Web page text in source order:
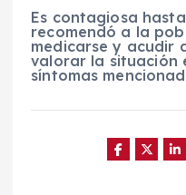
Es contagiosa
recomendó a la
medicarse y acudir
valorar la situación
síntomas